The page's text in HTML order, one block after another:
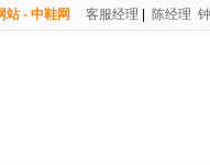
站 - 中鞋网 客服经理 陈经理